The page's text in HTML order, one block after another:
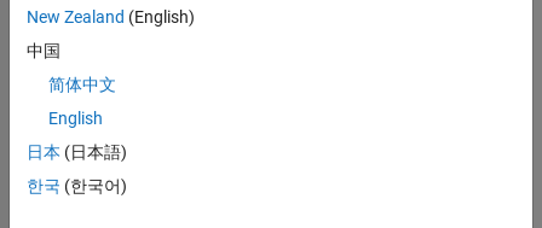
Specification - 2013-11-15" are reproduced with the agreement of
AFNOR. Only the original and complete text of the standard, as
published by AFNOR Editions - accessible via the website
New Zealand (English)
中国
简体中文
English
日本 (日本語)
한국 (한국어)